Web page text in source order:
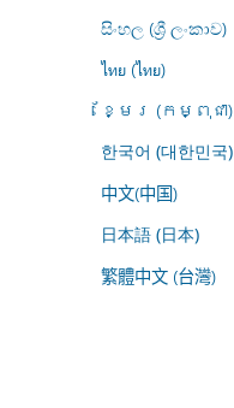
සිංහල (ශ්‍රී ලංකාව)
ไทย (ไทย)
ខ្មែរ (កម្ពុជា)
한국어 (대한민국)
中文(中国)
日本語 (日本)
繁體中文 (台灣)